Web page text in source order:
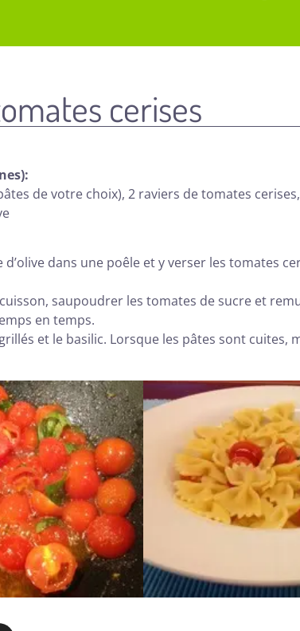
cerises
de votre choix), 2 raviers de tomates
d’olive dans une poêle et y verser les tomates
saupoudrer les tomates de sucre et
en temps.
et le basilic. Lorsque les pâtes sont cuites,